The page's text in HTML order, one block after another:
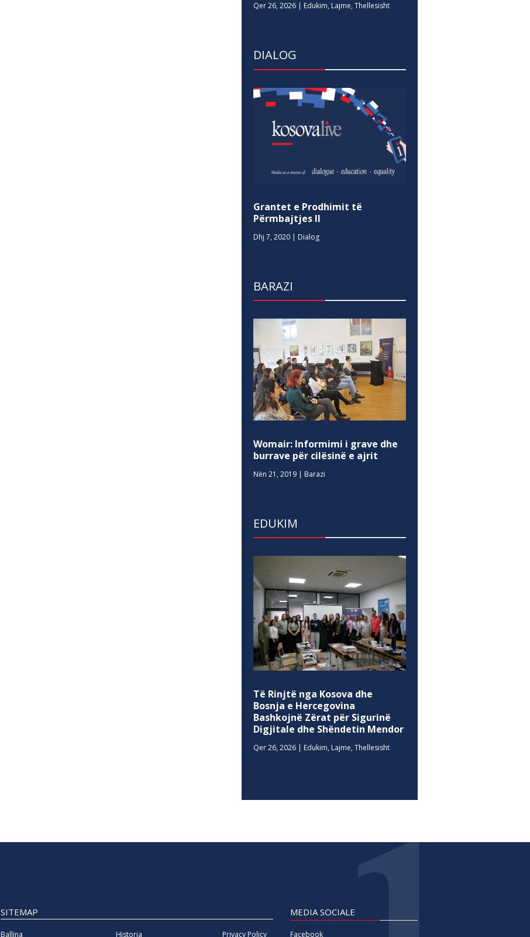
Qer 26, 2026 | Edukim, Lajme,Thellesisht
DIALOG
Grantet e Prodhimit të
Përmbajtjes II
Dhj 7, 2020 | Dialog
BARAZI
Womair: Informimi i grave dhe
burrave për cilësinë e ajrit
Nën 21, 2019 | Barazi
EDUKIM
Të Rinjtë nga Kosova dhe
Bosnja e Hercegovina
Bashkojnë Zërat për Sigurinë
Digjitale dhe Shëndetin Mendor
Qer 26, 2026 | Edukim, Lajme,Thellesisht
SITEMAP
Ballina Historia Privacy Policy
MEDIA SOCIALE
Facebook